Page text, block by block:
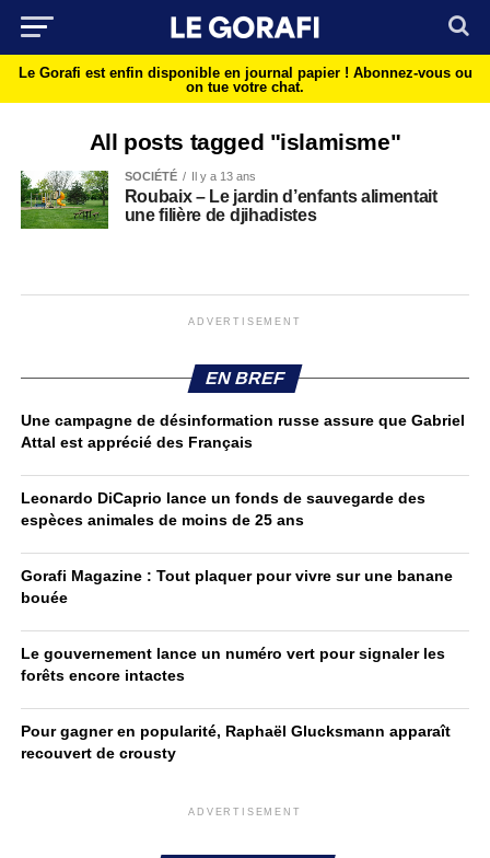
Le Gorafi est enfin disponible en journal papier ! Abonnez-vous ou
on tue votre chat.
All posts tagged "islamisme"
SOCIÉTÉ Il y a 13 ans
Roubaix – Le jardin d’enfants alimentait
une filière de djihadistes
ADVERTISEMENT
EN BREF
Une campagne de désinformation russe assure que Gabriel
Attal est apprécié des Français
Leonardo DiCaprio lance un fonds de sauvegarde des
espèces animales de moins de 25 ans
Gorafi Magazine : Tout plaquer pour vivre sur une banane
bouée
Le gouvernement lance un numéro vert pour signaler les
forêts encore intactes
Pour gagner en popularité, Raphaël Glucksmann apparaît
recouvert de crousty
ADVERTISEMENT